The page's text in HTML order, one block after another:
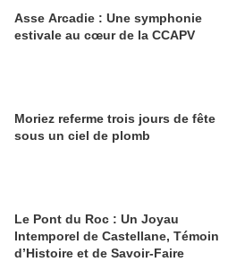
Asse Arcadie : Une symphonie
estivale au cœur de la CCAPV
Moriez referme trois jours de fête
sous un ciel de plomb
Le Pont du Roc : Un Joyau
Intemporel de Castellane, Témoin
d’Histoire et de Savoir-Faire